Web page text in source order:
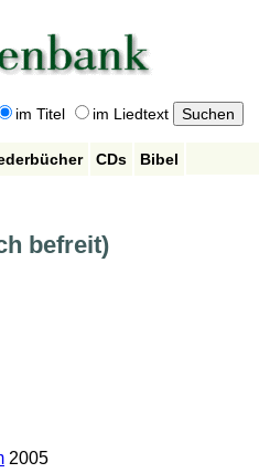
im Titel im Liedtext
CDs
Bibel
befreit)
2005